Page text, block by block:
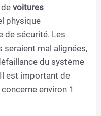
devoitures
physique
de sécurité. Les
seraient mal alignées,
du système
est important de
environ 1